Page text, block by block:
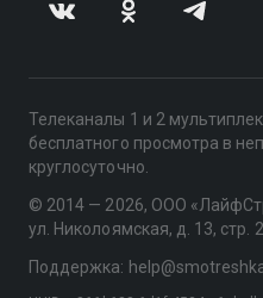
Телеканалы 1 и 2
бесплатного просмотра в
круглосуточно.
© 2014 — 2026, ООО
ул. Николоямская, д. 13, стр.
Поддержка: